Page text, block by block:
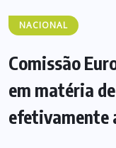
NACIONAL
Comissão
em matéria
efetivamente